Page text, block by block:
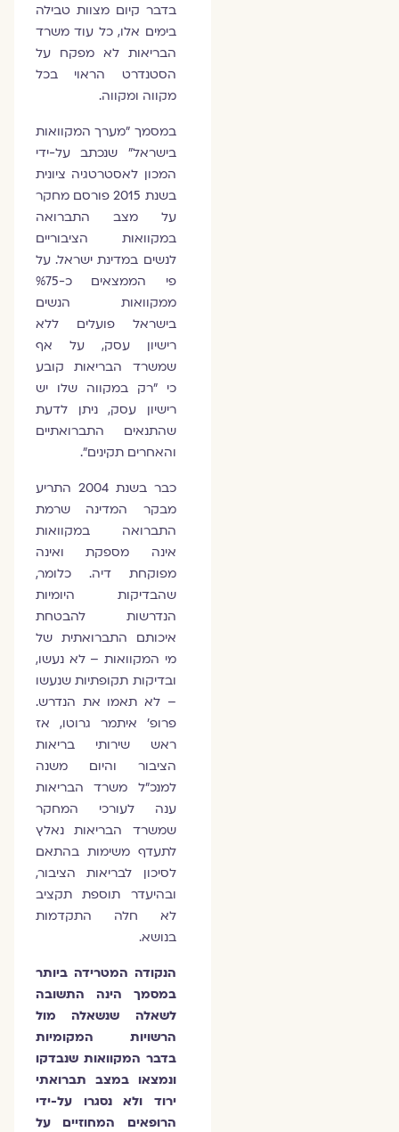
בדבר קיום מצוות טבילה
בימים אלו, כל עוד משרד
הבריאות לא מפקח על
הסטנדרט הראוי בכל
מקווה ומקווה.
במסמך "מערך המקוואות
בישראל" שנכתב על-ידי
המכון לאסטרטגיה ציונית
בשנת 2015 פורסם מחקר
על מצב התברואה
במקוואות הציבוריים
לנשים במדינת ישראל. על
פי הממצאים כ-%75
ממקוואות הנשים
בישראל פועלים ללא
רישיון עסק, על אף
שמשרד הבריאות קובע
כי "רק במקווה שלו יש
רישיון עסק, ניתן לדעת
שהתנאים התברואתיים
והאחרים תקינים".
כבר בשנת 2004 התריע
מבקר המדינה שרמת
התברואה במקוואות
אינה מספקת ואינה
מפוקחת דיה. כלומר,
שהבדיקות היומיות
הנדרשות להבטחת
איכותם התברואתית של
מי המקוואות – לא נעשו,
ובדיקות תקופתיות שנעשו
– לא תאמו את הנדרש.
פרופ' איתמר גרוטו, אז
ראש שירותי בריאות
הציבור והיום משנה
למנכ"ל משרד הבריאות
ענה לעורכי המחקר
שמשרד הבריאות נאלץ
לתעדף משימות בהתאם
לסיכון לבריאות הציבור,
ובהיעדר תוספת תקציב
לא חלה התקדמות
בנושא.
הנקודה המטרידה ביותר
במסמך הינה התשובה
לשאלה שנשאלה מול
הרשויות המקומיות
בדבר המקוואות שנבדקו
ונמצאו במצב תברואתי
ירוד ולא נסגרו על-ידי
הרופאים המחוזיים על